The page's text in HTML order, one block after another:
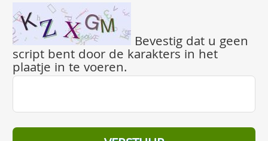
Bevestig dat u geen
script bent door de karakters in het
plaatje in te voeren.